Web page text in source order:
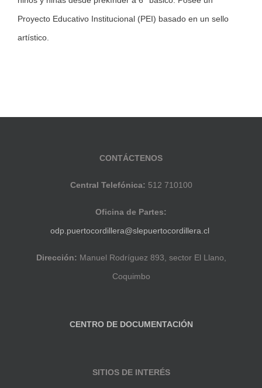
Proyecto Educativo Institucional (PEI) basado en un sello
artístico.
CONTÁCTENOS
Central Telefónica: 512 710100
Oficina de Partes:
odp.puertocordillera@slepuertocordillera.cl
Dirección: Manuel Rodríguez 893, sector El Llano,
Coquimbo
CENTRO DE DOCUMENTACIÓN
SITIOS DE INTERÉS